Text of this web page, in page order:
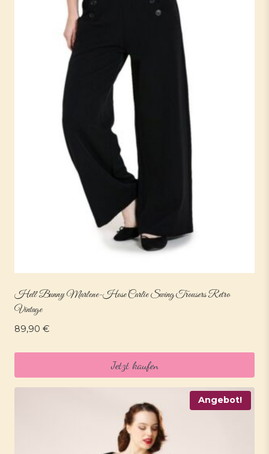
Hell Bunny Marlene-Hose Carlie Swing Trousers Retro
Vintage
89,90 €
Jetzt kaufen
Angebot!